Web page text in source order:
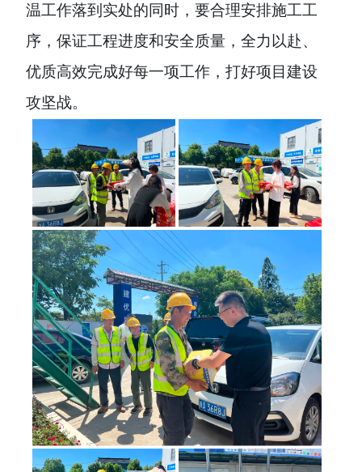
温工作落到实处的同时，要合理安排施工工
序，保证工程进度和安全质量，全力以赴、
优质高效完成好每一项工作，打好项目建设
攻坚战。